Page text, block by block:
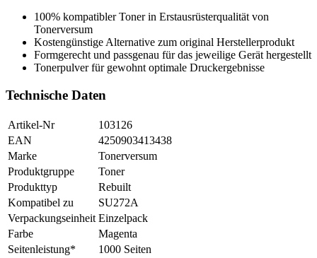
100% kompatibler Toner in Erstausrüsterqualität von
Tonerversum
Kostengünstige Alternative zum original Herstellerprodukt
Formgerecht und passgenau für das jeweilige Gerät hergestellt
Tonerpulver für gewohnt optimale Druckergebnisse
Technische Daten
Artikel-Nr
103126
EAN
4250903413438
Marke
Tonerversum
Produktgruppe
Toner
Produkttyp
Rebuilt
Kompatibel zu
SU272A
Verpackungseinheit Einzelpack
Farbe
Magenta
Seitenleistung*
1000 Seiten